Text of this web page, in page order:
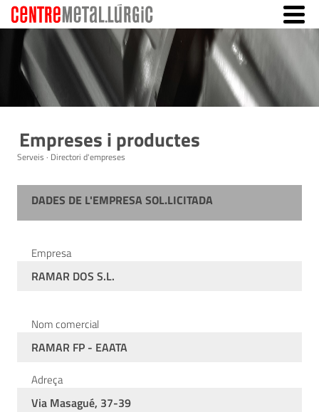
Empreses i productes
Serveis · Directori d'empreses
DADES DE L'EMPRESA SOL.LICITADA
Empresa
RAMAR DOS S.L.
Nom comercial
RAMAR FP - EAATA
Adreça
Via Masagué, 37-39